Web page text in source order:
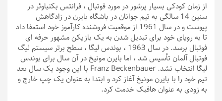
از زمان کودکی بسیار پرشور در مورد فوتبال ، فرانتس بکنباوئر در
سنین 14 سالگی به تیم جوانان در باشگاه بایرن در زادگاهش
پیوست و در سال 1961 از موقعیت فروشنده کارآموز خود استعفا داد
تا به رویای خود برای تبدیل شدن به یک بازیکن مشهور حرفه ای
فوتبال برسد. در سال 1963 ، بوندس لیگا ، سطح برتر سیستم لیگ
فوتبال آلمان تأسیس شد ، اما بایرن مونیخ در آن سال برای بوندس
لیگا انتخاب نشد. Franz Beckenbauer با این وجود یک سال بعد
تیم خود را با بایرن مونیخ آغاز کرد و ابتدا به عنوان یک چپ خارج و
به زودی به عنوان هافبک خدمت کرد.